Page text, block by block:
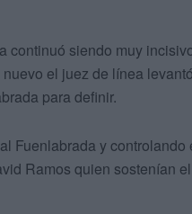
continuó siendo muy
el juez de línea
para definir.
Fuenlabrada y
Ramos quien sostenían